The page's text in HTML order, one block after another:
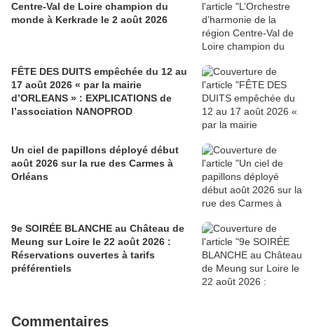
Centre-Val de Loire champion du
monde à Kerkrade le 2 août 2026
FÊTE DES DUITS empêchée du 12 au
17 août 2026 « par la mairie
d’ORLEANS » : EXPLICATIONS de
l’association NANOPROD
Un ciel de papillons déployé début
août 2026 sur la rue des Carmes à
Orléans
9e SOIRÉE BLANCHE au Château de
Meung sur Loire le 22 août 2026 :
Réservations ouvertes à tarifs
préférentiels
Commentaires